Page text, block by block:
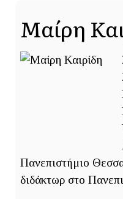
Μαίρη
Πανεπιστήμιο
διδάκτωρ στο